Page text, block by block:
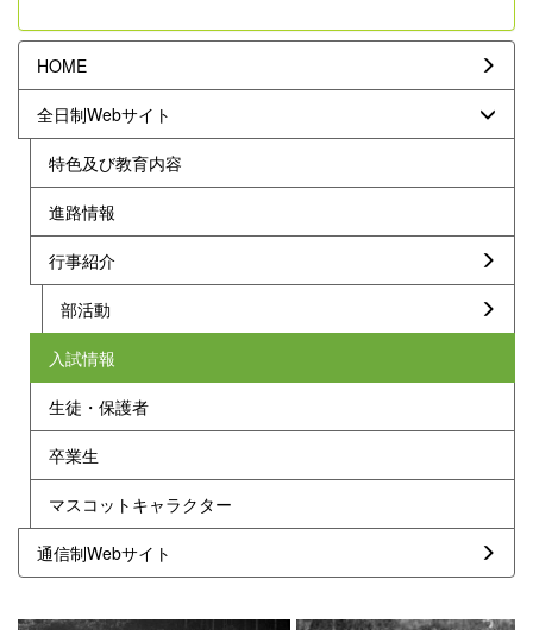
HOME
全日制Webサイト
特色及び教育内容
進路情報
行事紹介
部活動
入試情報
生徒・保護者
卒業生
マスコットキャラクター
通信制Webサイト